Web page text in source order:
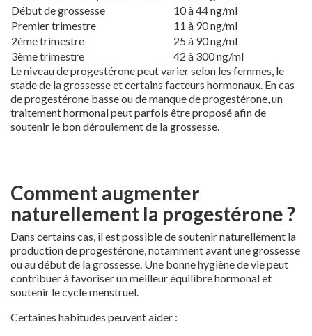
Début de grossesse
10 à 44 ng/ml
Premier trimestre
11 à 90 ng/ml
2ème trimestre
25 à 90 ng/ml
3ème trimestre
42 à 300 ng/ml
Le niveau de progestérone peut varier selon les femmes, le
stade de la grossesse et certains facteurs hormonaux. En cas
de progestérone basse ou de manque de progestérone, un
traitement hormonal peut parfois être proposé afin de
soutenir le bon déroulement de la grossesse.
Comment augmenter
naturellement la progestérone ?
Dans certains cas, il est possible de soutenir naturellement la
production de progestérone, notamment avant une grossesse
ou au début de la grossesse. Une bonne hygiène de vie peut
contribuer à favoriser un meilleur équilibre hormonal et
soutenir le cycle menstruel.
Certaines habitudes peuvent aider :